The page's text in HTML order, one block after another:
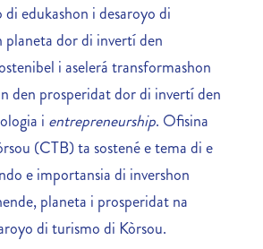
edukashon i desaroyo di
planeta dor di invertí den
i aselerá transformashon
den prosperidat dor di invertí den
i entrepreneurship. Ofisina
(CTB) ta sostené e tema di e
e importansia di invershon
planeta i prosperidat na
di turismo di Kòrsou.